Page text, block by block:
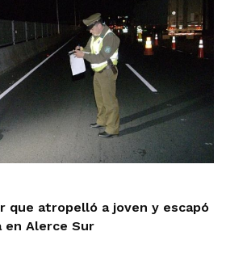
que atropelló a joven y escapó
en Alerce Sur